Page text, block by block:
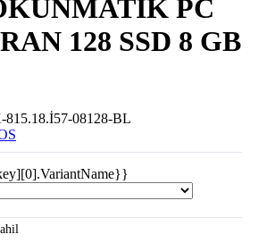
PC
128 SSD 8 GB
815.18.İ57-08128-BL